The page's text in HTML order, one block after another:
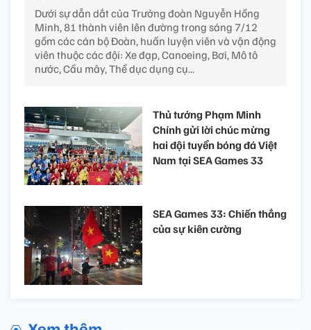
Dưới sự dẫn dắt của Trưởng đoàn Nguyễn Hồng
Minh, 81 thành viên lên đường trong sáng 7/12
gồm các cán bộ Đoàn, huấn luyện viên và vận động
viên thuộc các đội: Xe đạp, Canoeing, Bơi, Mô tô
nước, Cầu mây, Thể dục dụng cụ...
Thủ tướng Phạm Minh
Chính gửi lời chúc mừng
hai đội tuyển bóng đá Việt
Nam tại SEA Games 33
SEA Games 33: Chiến thắng
của sự kiên cường